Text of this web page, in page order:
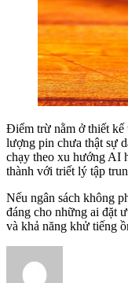
Điểm trừ nằm ở thiết kế
lượng pin chưa thật sự
chạy theo xu hướng AI
thành với triết lý tập
Nếu ngân sách không
đáng cho những ai đặt
và khả năng khử tiếng